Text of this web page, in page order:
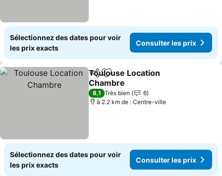
Sélectionnez des dates pour voir
les prix exacts
Consulter les prix
PartagerAjouter à mes favoris
Toulouse Location
Chambre
8,1 Très bien
6
à 2.2 km de : Centre-ville
Sélectionnez des dates pour voir
les prix exacts
Consulter les prix